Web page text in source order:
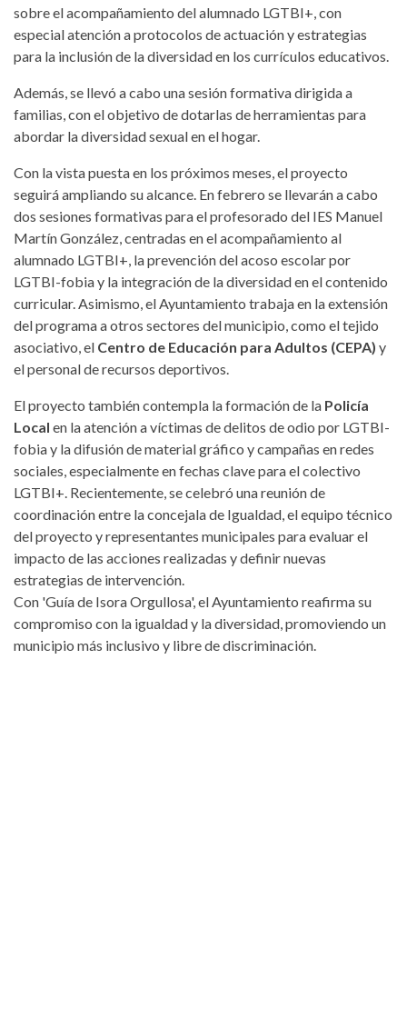
sobre el acompañamiento del alumnado LGTBI+, con
especial atención a protocolos de actuación y estrategias
para la inclusión de la diversidad en los currículos educativos.
Además, se llevó a cabo una sesión formativa dirigida a
familias, con el objetivo de dotarlas de herramientas para
abordar la diversidad sexual en el hogar.
Con la vista puesta en los próximos meses, el proyecto
seguirá ampliando su alcance. En febrero se llevarán a cabo
dos sesiones formativas para el profesorado del IES Manuel
Martín González, centradas en el acompañamiento al
alumnado LGTBI+, la prevención del acoso escolar por
LGTBI-fobia y la integración de la diversidad en el contenido
curricular. Asimismo, el Ayuntamiento trabaja en la extensión
del programa a otros sectores del municipio, como el tejido
asociativo, el Centro de Educación para Adultos (CEPA) y
el personal de recursos deportivos.
El proyecto también contempla la formación de la Policía
Local en la atención a víctimas de delitos de odio por LGTBI-
fobia y la difusión de material gráfico y campañas en redes
sociales, especialmente en fechas clave para el colectivo
LGTBI+. Recientemente, se celebró una reunión de
coordinación entre la concejala de Igualdad, el equipo técnico
del proyecto y representantes municipales para evaluar el
impacto de las acciones realizadas y definir nuevas
estrategias de intervención.
Con 'Guía de Isora Orgullosa', el Ayuntamiento reafirma su
compromiso con la igualdad y la diversidad, promoviendo un
municipio más inclusivo y libre de discriminación.